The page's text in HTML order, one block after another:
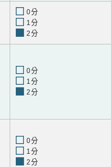
0分
1分
2分
0分
1分
2分
0分
1分
2分